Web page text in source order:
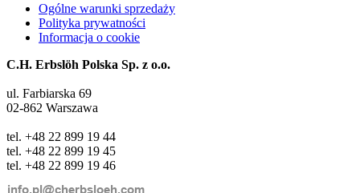
Ogólne warunki sprzedaży
Polityka prywatności
Informacja o cookie
C.H. Erbslöh Polska Sp. z o.o.
ul. Farbiarska 69
02-862 Warszawa
tel. +48 22 899 19 44
tel. +48 22 899 19 45
tel. +48 22 899 19 46